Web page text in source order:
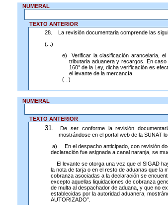
NUMERAL
TEXTO ANTERIOR
28. La revisión documentaria comprende las
(...)
e) Verificar la clasificación arancelaria,
tributaria aduanera y recargos. En
160° de la Ley, dicha verificación es
el levante de la mercancía.
(...)
NUMERAL
TEXTO ANTERIOR
31. De ser conforme la revisión
mostrándose en el portal web de la SUNAT
a) En el despacho anticipado, con revisión
declaración fue asignada a canal naranja, se
El levante se otorga una vez que el SIGAD
la nota de tarja o en el resto de aduanas que la
cobranza asociadas a la declaración se
excepto aquellas liquidaciones de cobranza
de multa al despachador de aduana, y que no
establecidas por la autoridad aduanera,
AUTORIZADO”.